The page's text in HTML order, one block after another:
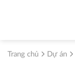
Trang chủ Dự án